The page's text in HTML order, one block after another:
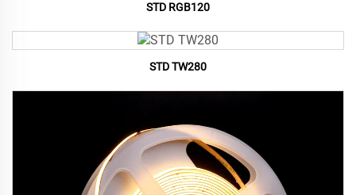
STD RGB120
STD TW280